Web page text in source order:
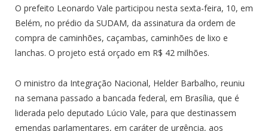
O prefeito Leonardo Vale participou nesta sexta-feira, 10, em
Belém, no prédio da SUDAM, da assinatura da ordem de
compra de caminhões, caçambas, caminhões de lixo e
lanchas. O projeto está orçado em R$ 42 milhões.
O ministro da Integração Nacional, Helder Barbalho, reuniu
na semana passado a bancada federal, em Brasília, que é
liderada pelo deputado Lúcio Vale, para que destinassem
emendas parlamentares, em caráter de urgência, aos